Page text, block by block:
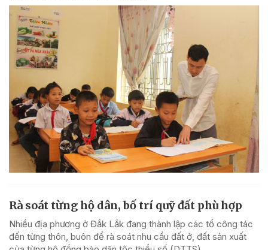
Rà soát từng hộ dân, bố trí quỹ đất phù hợp
Nhiều địa phương ở Đắk Lắk đang thành lập các tổ công tác
đến từng thôn, buôn để rà soát nhu cầu đất ở, đất sản xuất